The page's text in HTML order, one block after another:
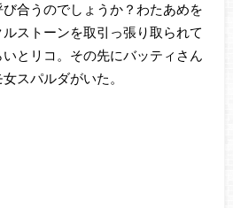
合うのでしょうか？わたあめを
ストーンを取引っ張り取られて
とリコ。その先にバッティさん
スパルダがいた。